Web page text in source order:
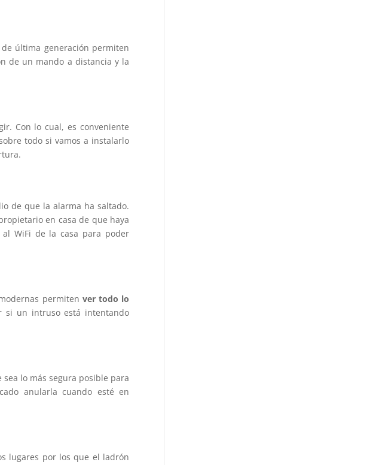
última generación permiten
de un mando a distancia y la
Con lo cual, es conveniente
todo si vamos a instalarlo
de que la alarma ha saltado.
en casa de que haya
WiFi de la casa para poder
permiten ver todo lo
si un intruso está intentando
lo más segura posible para
anularla cuando esté en
lugares por los que el ladrón